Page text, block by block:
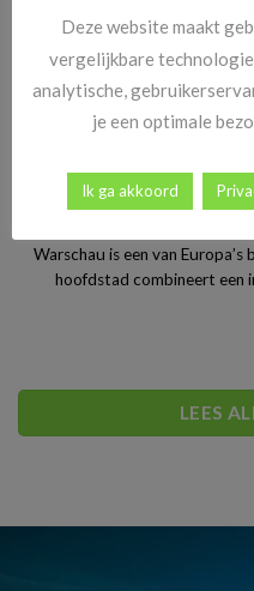
Stedentrip Warschau:
Polen’s
Warschau is een van
hoofdstad combineert een
LEES
Deze website maakt
vergelijkbare
analytische,
je een optimale
Ik ga akkoord